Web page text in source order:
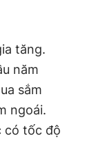
tăng.
năm
sắm
ngoái.
có tốc độ